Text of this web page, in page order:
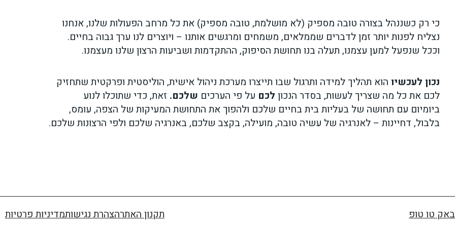
כי רק כשננהל בצורה טובה מספיק (לא מושלמת, טובה מספיק) את כל מרחב הפעולות שלנו, אנחנו
נצליח לפנות יותר זמן לדברים שממלאים, משמחים ומרגשים אותנו – ויוצרים לנו ערך גבוה בחיים.
וככל שנפעל למען עצמנו, תעלה בנו תחושת הסיפוק, ההתקדמות ושביעות הרצון שלנו מעצמנו.
נכון לעכשיו הוא תהליך למידה ותרגול שבו תייצרו מערכת ניהול אישית, הוליסטית ופרקטית שתחזיק
לכם את כל מה שצריך לעשות, בסדר הנכון לכם על פי הערכים שלכם. זאת, כדי שתוכלו לנוע
ביומיום עם תחושה של בעליות בית בחיים שלכם ולהפוך את התחושת המעיקות של הצפה, עומס,
בלבול, דחיינות – לאנרגיה של עשיה טובה, מועילה, בקצב שלכם, באנרגיה שלכם ולפי הרצונות שלכם.
באק טו טופ תקנון האתרהצהרת נגישותמדיניות פרטיות